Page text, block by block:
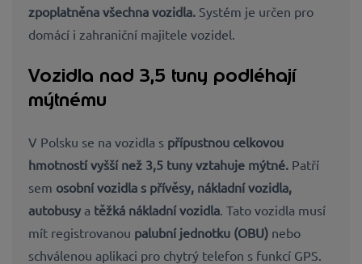
zpoplatněna všechna vozidla. Systém je určen pro
domácí i zahraniční majitele vozidel.
Vozidla nad 3,5 tuny podléhají
mýtnému
V Polsku se na vozidla s přípustnou celkovou
hmotností vyšší než 3,5 tuny vztahuje mýtné. Patří
sem osobní vozidla s přívěsy, nákladní vozidla,
autobusy a těžká nákladní vozidla . Tato vozidla musí
mít registrovanou palubní jednotku (OBU) nebo
schválenou aplikaci pro chytrý telefon s funkcí GPS.